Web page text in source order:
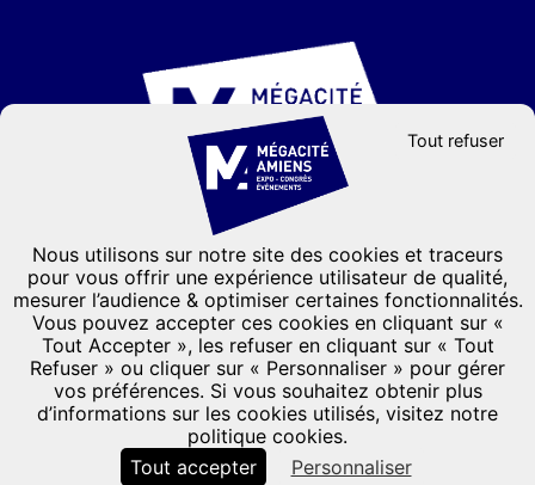
Groupe GL events
CONTACTEZ-NOUS
Formulaire de contact
03 22 66 33 33
101, Avenue de l'hippodrome
CS 31136- 80011 Amiens Cedex 1
France
Agenda
Nous utilisons sur notre site des cookies et traceurs
pour vous offrir une expérience utilisateur de qualité,
mesurer l’audience & optimiser certaines fonctionnalités.
Vous pouvez accepter ces cookies en cliquant sur «
Tout Accepter », les refuser en cliquant sur « Tout
Refuser » ou cliquer sur « Personnaliser » pour gérer
vos préférences. Si vous souhaitez obtenir plus
d’informations sur les cookies utilisés, visitez notre
politique cookies.
Tout accepter
Tout refuser
Personnaliser